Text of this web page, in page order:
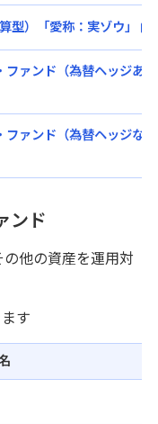
型）「愛称：実ゾウ」
ファンド（為替ヘッジあ
ファンド（為替ヘッジな
ンド
他の資産を運用対
す